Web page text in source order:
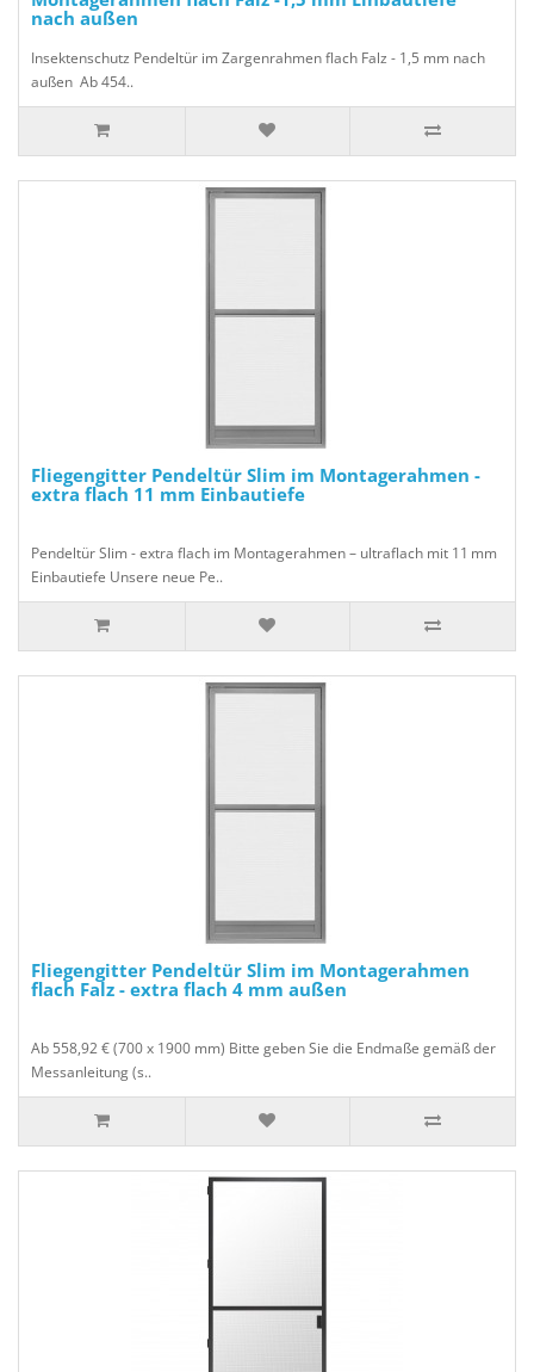
nach außen
Insektenschutz Pendeltür im Zargenrahmen flach Falz - 1,5 mm nach
außen Ab 454..
Fliegengitter Pendeltür Slim im Montagerahmen -
extra flach 11 mm Einbautiefe
Pendeltür Slim - extra flach im Montagerahmen – ultraflach mit 11 mm
Einbautiefe Unsere neue Pe..
Fliegengitter Pendeltür Slim im Montagerahmen
flach Falz - extra flach 4 mm außen
Ab 558,92 € (700 x 1900 mm) Bitte geben Sie die Endmaße gemäß der
Messanleitung (s..